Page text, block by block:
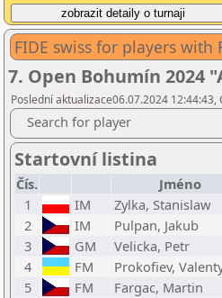
FIDE swiss for players with
7. Open Bohumín 2024
Poslední aktualizace06.07.2024
Search for player
Startovní listina
Čís. Jméno
1
IM Zylka, Stanislaw
2
IM Pulpan, Jakub
3
GM Velicka, Petr
4
FM Prokofiev,
5
FM Fargac, Martin